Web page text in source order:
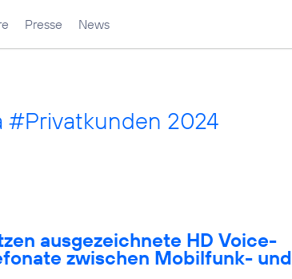
Presse News
#Privatkunden 2024
ausgezeichnete HD Voice-
zwischen Mobilfunk- und